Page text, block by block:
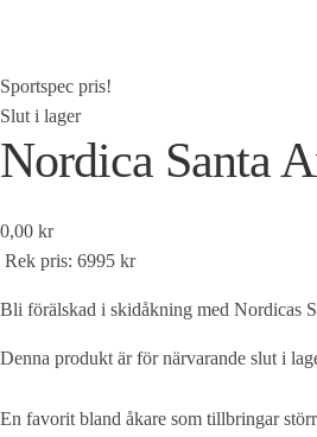
Sportspec pris!
Slut i lager
Nordica Santa
0,00 kr
Rek pris: 6995 kr
Bli förälskad i skidåkning med Nordicas
Denna produkt är för närvarande slut i
En favorit bland åkare som tillbringar